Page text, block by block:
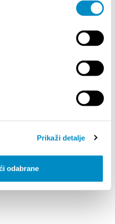
Prikaži detalje
odabrane
Steak-Kaval-